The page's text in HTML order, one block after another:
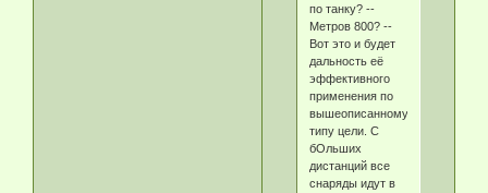
по танку? --
Метров 800? --
Вот это и будет
дальность её
эффективного
применения по
вышеописанному
типу цели. С
бОльших
дистанций все
снаряды идут в